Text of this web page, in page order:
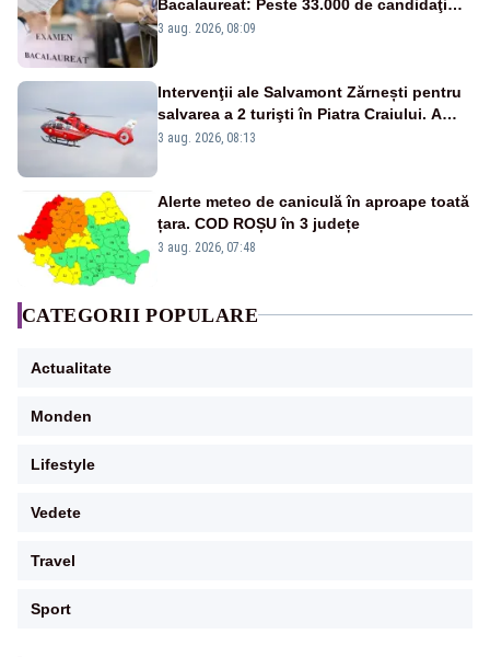
Bacalaureat: Peste 33.000 de candidaţi
înscrişi
3 aug. 2026, 08:09
Intervenţii ale Salvamont Zărnești pentru
salvarea a 2 turişti în Piatra Craiului. A
fost solicitat elicopterul SMURD
3 aug. 2026, 08:13
Alerte meteo de caniculă în aproape toată
țara. COD ROȘU în 3 județe
3 aug. 2026, 07:48
CATEGORII POPULARE
Actualitate
Monden
Lifestyle
Vedete
Travel
Sport